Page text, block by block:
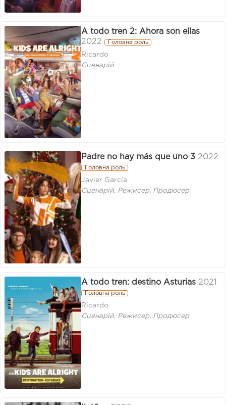
A todo tren 2: Ahora son ellas
2022
Головна роль
Ricardo
Сценарій
Padre no hay más que uno 3 2022
Головна роль
Javier García
Сценарій, Режисер, Продюсер
A todo tren: destino Asturias 2021
Головна роль
Ricardo
Сценарій, Режисер, Продюсер